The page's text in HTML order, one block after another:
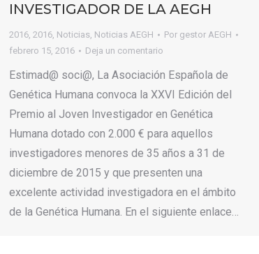
INVESTIGADOR DE LA AEGH
2016, 2016, Noticias, Noticias AEGH Por gestor AEGH
febrero 15, 2016
Deja un comentario
Estimad@ soci@, La Asociación Española de
Genética Humana convoca la XXVI Edición del
Premio al Joven Investigador en Genética
Humana dotado con 2.000 € para aquellos
investigadores menores de 35 años a 31 de
diciembre de 2015 y que presenten una
excelente actividad investigadora en el ámbito
de la Genética Humana. En el siguiente enlace…